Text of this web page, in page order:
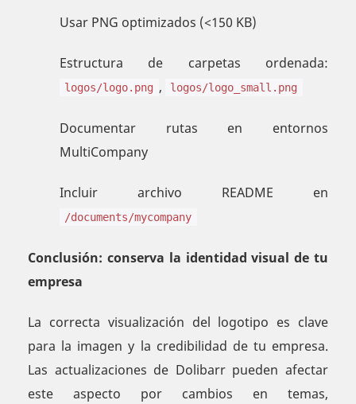
Usar PNG optimizados (<150 KB)
Estructura de carpetas ordenada:
logos/logo.png , logos/logo_small.png
Documentar rutas en entornos
MultiCompany
Incluir archivo README en
/documents/mycompany
Conclusión: conserva la identidad visual de tu
empresa
La correcta visualización del logotipo es clave
para la imagen y la credibilidad de tu empresa.
Las actualizaciones de Dolibarr pueden afectar
este aspecto por cambios en temas,